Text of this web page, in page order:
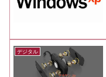
デジタル